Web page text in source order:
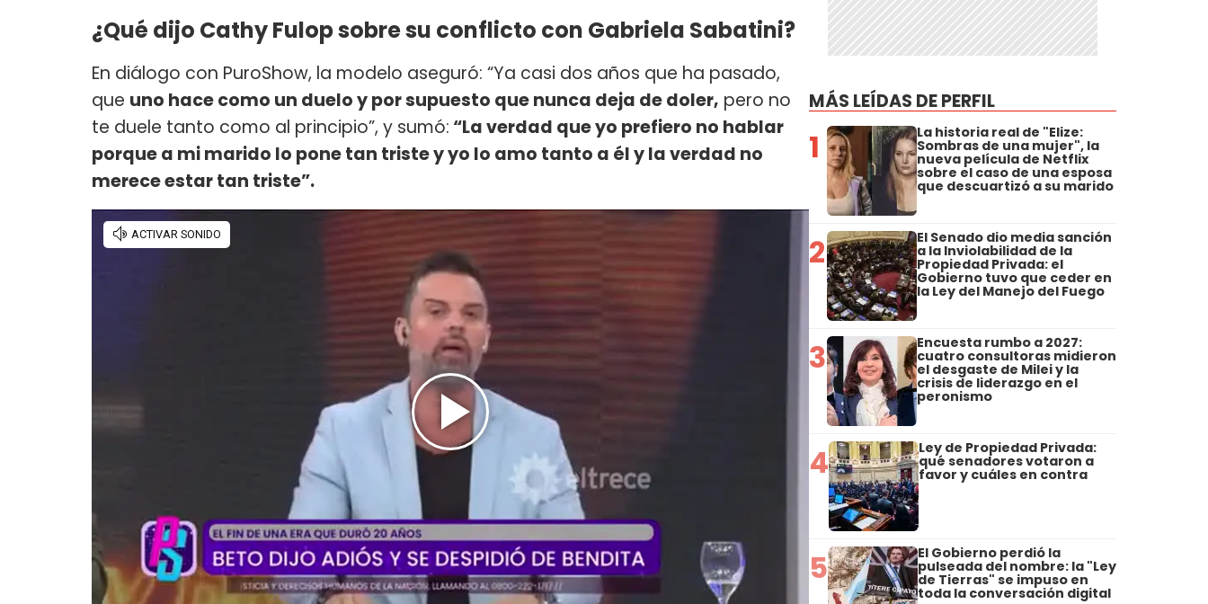
¿Qué dijo Cathy Fulop sobre su conflicto con Gabriela Sabatini?
En diálogo con PuroShow, la modelo aseguró: “Ya casi dos años que ha pasado,
que uno hace como un duelo y por supuesto que nunca deja de doler, pero no
te duele tanto como al principio”, y sumó: “La verdad que yo prefiero no hablar
porque a mi marido lo pone tan triste y yo lo amo tanto a él y la verdad no
merece estar tan triste”.
MÁS LEÍDAS DE PERFIL
1 La historia real de "Elize:
Sombras de una mujer", la
nueva película de Netflix
sobre el caso de una esposa
que descuartizó a su marido
2 El Senado dio media sanción
a la Inviolabilidad de la
Propiedad Privada: el
Gobierno tuvo que ceder en
la Ley del Manejo del Fuego
3 Encuesta rumbo a 2027:
cuatro consultoras midieron
el desgaste de Milei y la
crisis de liderazgo en el
peronismo
4 Ley de Propiedad Privada:
qué senadores votaron a
favor y cuáles en contra
5 El Gobierno perdió la
pulseada del nombre: la "Ley
de Tierras" se impuso en
toda la conversación digital